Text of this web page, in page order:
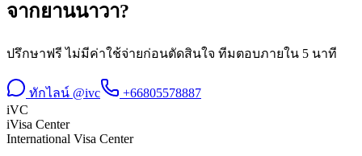
จากยานนาวา?
ปรึกษาฟรี ไม่มีค่าใช้จ่ายก่อนตัดสินใจ ทีมตอบภายใน 5 นาที
ทักไลน์ @ivc
+66805578887
iVC
iVisa Center
International Visa Center